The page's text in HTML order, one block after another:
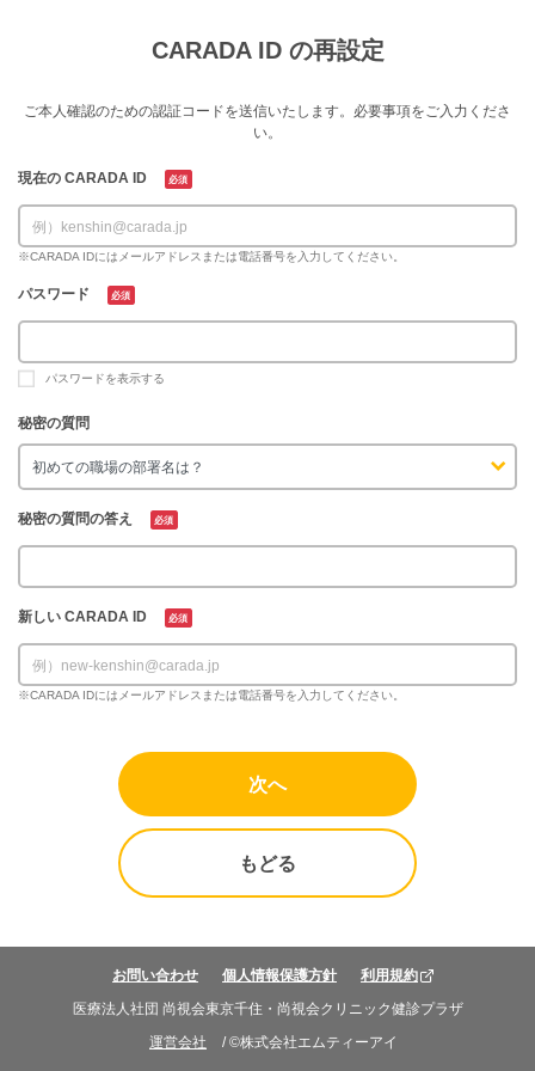
CARADA ID の再設定
ご本人確認のための認証コードを送信いたします。必要事項をご入力くださ
い。
現在の CARADA ID 必須
※CARADA IDにはメールアドレスまたは電話番号を入力してください。
パスワード 必須
パスワードを表示する
秘密の質問
秘密の質問の答え 必須
新しい CARADA ID 必須
※CARADA IDにはメールアドレスまたは電話番号を入力してください。
もどる
お問い合わせ 個人情報保護方針
利用規約
医療法人社団 尚視会東京千住・尚視会クリニック健診プラザ
運営会社
/ ©株式会社エムティーアイ